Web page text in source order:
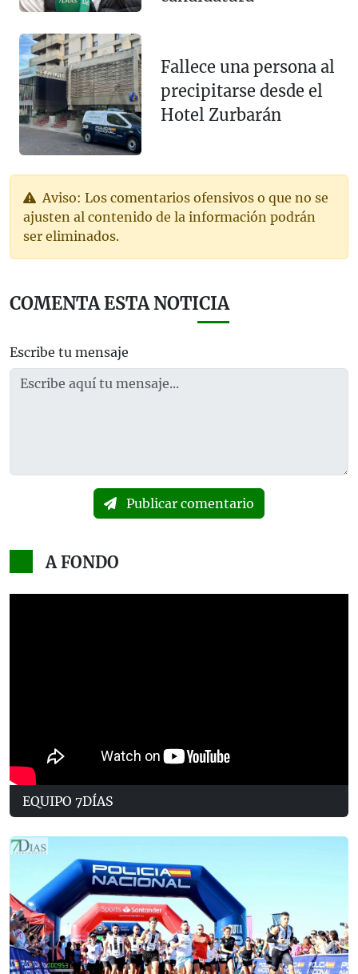
Fallece una persona al
precipitarse desde el
Hotel Zurbarán
Aviso: Los comentarios ofensivos o que no se
ajusten al contenido de la información podrán
ser eliminados.
COMENTA ESTA NOTICIA
Escribe tu mensaje
Publicar comentario
A FONDO
EQUIPO 7DÍAS